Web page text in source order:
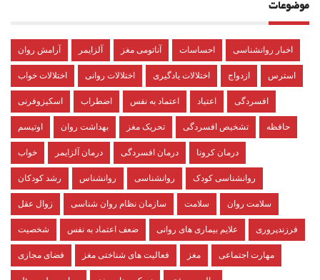
موضوعات
آرامش روان آلزایمر آناتومی مغز احساسات اخبار روانشناسی
اختلالات خواب اختلالات روانی اختلالات یادگیری ازدواج استرس
اسکیزوفرنی اضطراب اعتماد به نفس اعتیاد افسردگی
اوتیسم بهداشت روان تحریک مغز تشخیص افسردگی حافظه
خواب درمان آلزایمر درمان افسردگی درمان کرونا
رشد کودکان روانشناس روانشناسی روانشناسی کودک
زوال عقل سازمان نظام روان شناسی سلامت سلامت روان
شخصیت ضعف اعتماد به نفس علایم بیماری های روانی فرزندپروری
فضای مجازی فعالیت های شناختی مغز مغز مهارت اجتماعی